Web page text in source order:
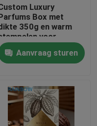
Luxury
Box met
350g en warm
voor
cadeau
Aanvraag sturen